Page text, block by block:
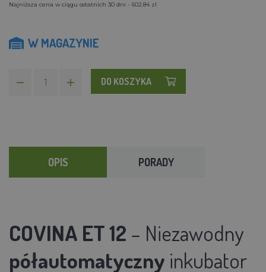
Najniższa cena w ciągu ostatnich 30 dni - 602.84 zl
W MAGAZYNIE
DO KOSZYKA
OPIS PORADY
COVINA ET 12 – Niezawodny
półautomatyczny inkubator